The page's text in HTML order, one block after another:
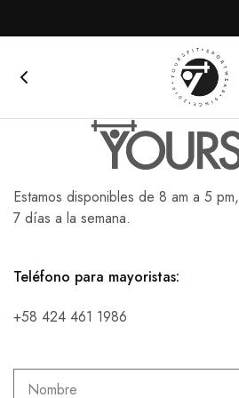
y
rendimiento
en
cada
Estamos disponibles de 8 am a 5 pm,
7 días a la semana.
Teléfono para mayoristas:
+58 424 461 1986